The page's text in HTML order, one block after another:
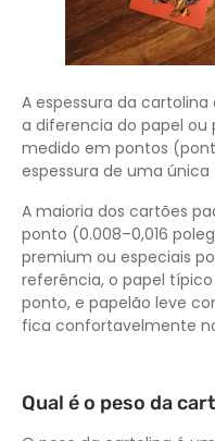
A espessura da
a diferencia do papel
medido em pontos
espessura de uma única
A maioria dos cartões
ponto (0.008–0,016
premium ou especiais
referência, o papel
ponto, e papelão leve
fica confortavelmente
Qual é o peso da